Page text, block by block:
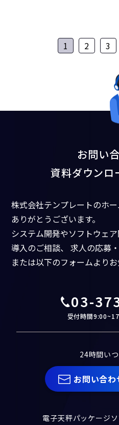
1 2 3
お問い
資料ダウンロ
株式会社テンプレートのホー
ありがとうございます。
システム開発やソフトウェ
導入のご相談、
求人の応募
または以下のフォームより
03-
受付時間
24時間い
お問い合
電子天秤パッケージ